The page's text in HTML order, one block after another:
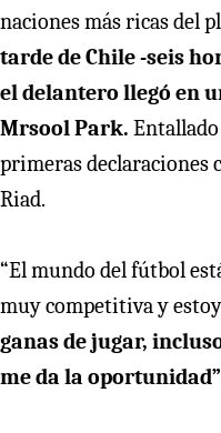
naciones más ricas del
tarde de Chile -seis
el delantero llegó en
Mrsool Park.
primeras declaraciones
Riad.
“El mundo del fútbol
muy competitiva y
ganas de jugar,
me da la oportunidad”